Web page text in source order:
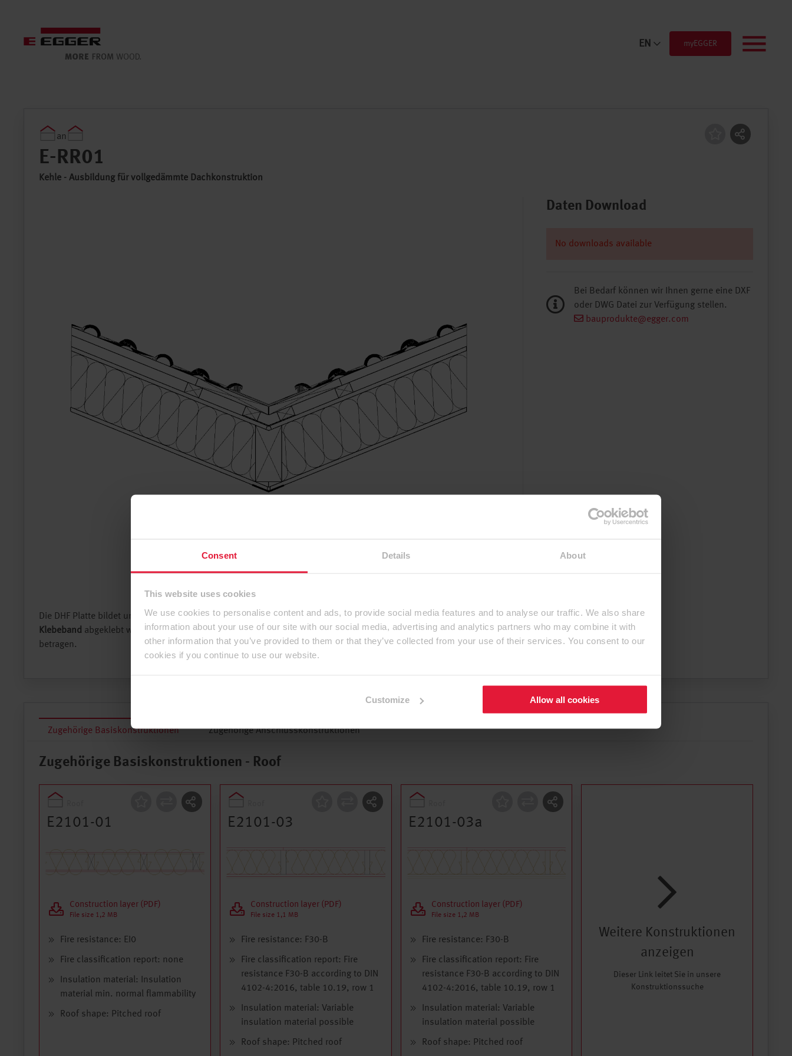
Consent Details About
This website uses cookies
We use cookies to personalise content and ads, to provide social media features and to analyse our traffic. We also share
information about your use of our site with our social media, advertising and analytics partners who may combine it with
other information that you’ve provided to them or that they’ve collected from your use of their services. You consent to our
cookies if you continue to use our website.
Customize Allow all cookies
EN myEGGER
an
Regeldetail
E-RR01
Kehle - Ausbildung für vollgedämmte Dachkonstruktion
Die DHF Platte bildet unterhalb der Verblechung die zweite wasserableitende Ebene und muss mit einem
Klebeband abgeklebt werden. Die Klebeflächenbreite sollte dabei mindestens 50 mm auf jeder DHF Fläche
betragen.
Daten Download
No downloads available
Bei Bedarf können wir Ihnen gerne eine DXF
oder DWG Datei zur Verfügung stellen.
bauprodukte@egger.com
Zugehörige Basiskonstruktionen Zugehörige Anschlusskonstruktionen
Zugehörige Basiskonstruktionen - Roof
Construction
E2101-01
Construction layer (PDF)
File size 1,2 MB
Fire resistance: EI0
Fire classification report: none
Insulation material: Insulation
material min. normal flammability
Roof shape: Pitched roof
Construction
E2101-03
Construction layer (PDF)
File size 1,1 MB
Fire resistance: F30-B
Fire classification report: Fire
resistance F30-B according to DIN
4102-4:2016, table 10.19, row 1
Insulation material: Variable
insulation material possible
Roof shape: Pitched roof
Construction
E2101-03a
Construction layer (PDF)
File size 1,2 MB
Fire resistance: F30-B
Fire classification report: Fire
resistance F30-B according to DIN
4102-4:2016, table 10.19, row 1
Insulation material: Variable
insulation material possible
Roof shape: Pitched roof
Weitere Konstruktionen
anzeigen
Dieser Link leitet Sie in unsere
Konstruktionssuche